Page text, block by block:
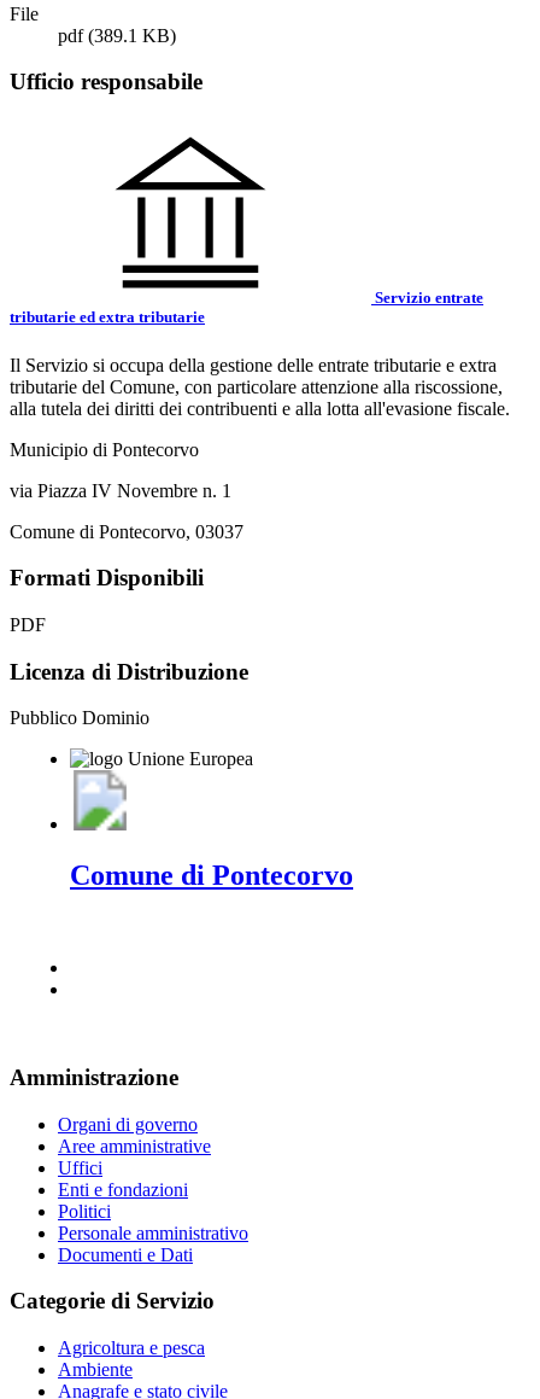
File
pdf(389.1 KB)
Ufficio responsabile
Servizio entrate
tributarie ed extra tributarie
Il Servizio si occupa della gestione delle entrate tributarie e extra
tributarie del Comune, con particolare attenzione alla riscossione,
alla tutela dei diritti dei contribuenti e alla lotta all'evasione fiscale.
Municipio di Pontecorvo
via Piazza IV Novembre n. 1
Comune di Pontecorvo, 03037
Formati Disponibili
PDF
Licenza di Distribuzione
Pubblico Dominio
Comune di Pontecorvo
Amministrazione
Organi di governo
Aree amministrative
Uffici
Enti e fondazioni
Politici
Personale amministrativo
Documenti e Dati
Categorie di Servizio
Agricoltura e pesca
Ambiente
Anagrafe e stato civile